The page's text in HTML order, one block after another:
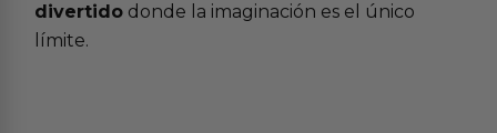
divertido donde la imaginación es el único
límite.